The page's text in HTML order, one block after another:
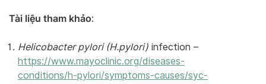
Tài liệu tham khảo:
Helicobacter pylori (H.pylori) infection –
https://www.mayoclinic.org/diseases-
conditions/h-pylori/symptoms-causes/syc-